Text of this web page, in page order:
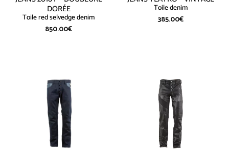
DORÉE
Toile red selvedge denim
850.00€
Toile denim
385.00€